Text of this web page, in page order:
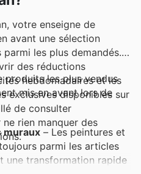
votre enseigne de
avant une sélection
les plus demandés.
des réductions
hebdomadaires et les
exclusives disponibles sur
de consulter
rien manquer des
les plus vendus
mis en avant lors de
muraux – Les peintures et
parmi les articles
une transformation rapide